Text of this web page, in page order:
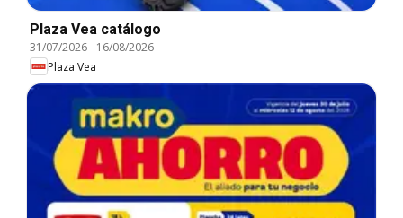
Plaza Vea catálogo
31/07/2026- 16/08/2026
Plaza Vea